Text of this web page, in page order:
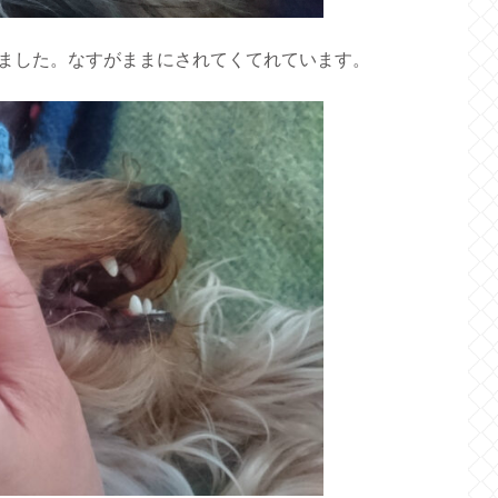
た。なすがままにされてくてれています。